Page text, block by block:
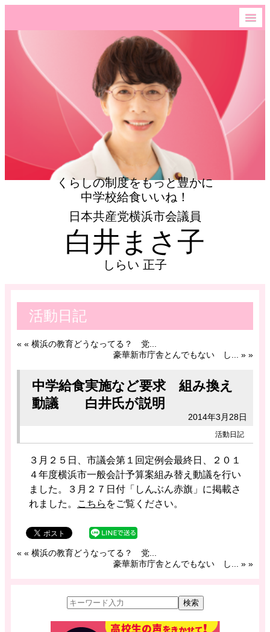
白井まさ子
しらい 正子
くらしの制度をもっと豊かに
中学校給食いいね！
日本共産党横浜市会議員
活動日記
« « 横浜の教育どうなってる？ 党...
豪華新市庁舎とんでもない し... » »
中学給食実施など要求 組み換え
動議 白井氏が説明
2014年3月28日
活動日記
３月２５日、市議会第１回定例会最終日、２０１
４年度横浜市一般会計予算案組み替え動議を行い
ました。３月２７日付「しんぶん赤旗」に掲載さ
れました。
こちら をご覧ください。
« « 横浜の教育どうなってる？ 党...
豪華新市庁舎とんでもない し... » »